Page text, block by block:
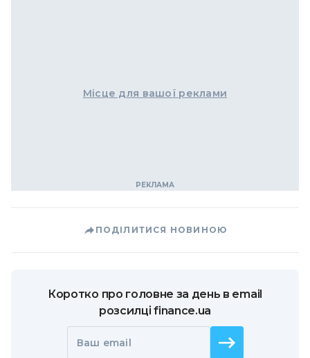
Місце для вашої реклами
ПОДІЛИТИСЯ НОВИНОЮ
Коротко про головне за день в email
розсилці finance.ua
Ваш email